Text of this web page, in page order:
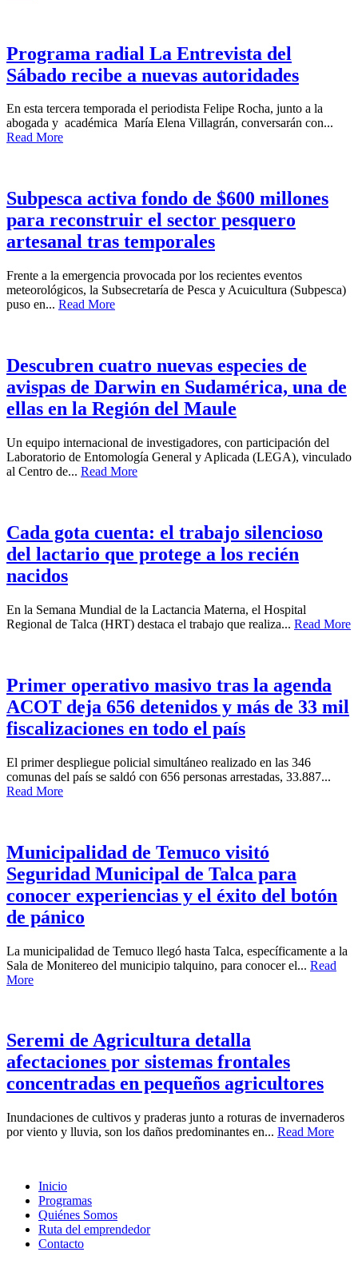
Programa radial La Entrevista del
Sábado recibe a nuevas autoridades
En esta tercera temporada el periodista Felipe Rocha, junto a la
abogada y académica María Elena Villagrán, conversarán con...
Read More
Subpesca activa fondo de $600 millones
para reconstruir el sector pesquero
artesanal tras temporales
Frente a la emergencia provocada por los recientes eventos
meteorológicos, la Subsecretaría de Pesca y Acuicultura (Subpesca)
puso en... Read More
Descubren cuatro nuevas especies de
avispas de Darwin en Sudamérica, una de
ellas en la Región del Maule
Un equipo internacional de investigadores, con participación del
Laboratorio de Entomología General y Aplicada (LEGA), vinculado
al Centro de... Read More
Cada gota cuenta: el trabajo silencioso
del lactario que protege a los recién
nacidos
En la Semana Mundial de la Lactancia Materna, el Hospital
Regional de Talca (HRT) destaca el trabajo que realiza... Read More
Primer operativo masivo tras la agenda
ACOT deja 656 detenidos y más de 33 mil
fiscalizaciones en todo el país
El primer despliegue policial simultáneo realizado en las 346
comunas del país se saldó con 656 personas arrestadas, 33.887...
Read More
Municipalidad de Temuco visitó
Seguridad Municipal de Talca para
conocer experiencias y el éxito del botón
de pánico
La municipalidad de Temuco llegó hasta Talca, específicamente a la
Sala de Monitereo del municipio talquino, para conocer el... Read
More
Seremi de Agricultura detalla
afectaciones por sistemas frontales
concentradas en pequeños agricultores
Inundaciones de cultivos y praderas junto a roturas de invernaderos
por viento y lluvia, son los daños predominantes en... Read More
Inicio
Programas
Quiénes Somos
Ruta del emprendedor
Contacto